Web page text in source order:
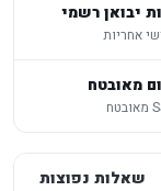
יבואן רשמי
מאובטח
שאלות נפוצות